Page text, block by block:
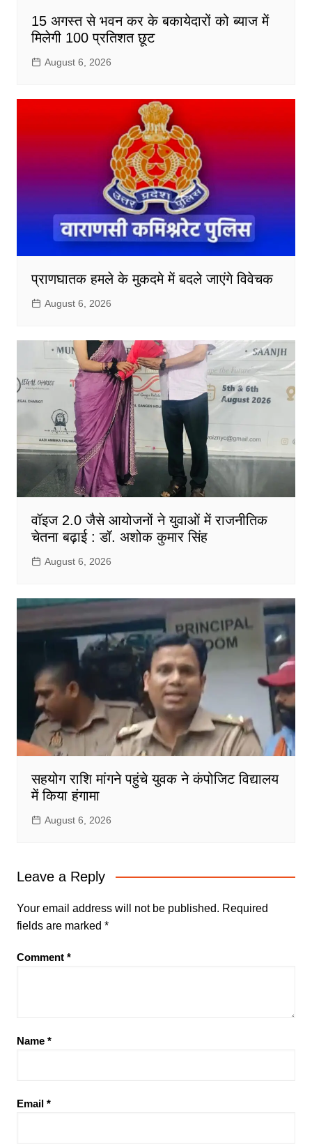
15 अगस्त से भवन कर के बकायेदारों को ब्याज में
मिलेगी 100 प्रतिशत छूट
August 6, 2026
प्राणघातक हमले के मुकदमे में बदले जाएंगे विवेचक
August 6, 2026
वॉइज 2.0 जैसे आयोजनों ने युवाओं में राजनीतिक
चेतना बढ़ाई : डॉ. अशोक कुमार सिंह
August 6, 2026
सहयोग राशि मांगने पहुंचे युवक ने कंपोजिट विद्यालय
में किया हंगामा
August 6, 2026
Leave a Reply
Your email address will not be published. Required
fields are marked *
Comment *
Name *
Email *